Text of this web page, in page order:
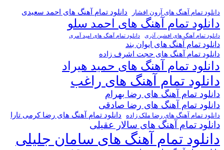
دانلود تمام آهنگ های آرون افشار دانلود تمام آهنگ های احمد سعیدی
دانلود تمام آهنگ های احمد سلو
دانلود تمام آهنگ های افشین آذری دانلود تمام آهنگ های امید آمری
دانلود تمام آهنگ های ایوان بند
دانلود تمام آهنگ های حجت اشرف زاده
دانلود تمام آهنگ های حمید هیراد
دانلود تمام آهنگ های راغب
دانلود تمام آهنگ های رضا بهرام
دانلود تمام آهنگ های رضا صادقی
دانلود تمام آهنگ های رضا ملک زاده دانلود تمام آهنگ های رضا کرمی تارا
دانلود تمام آهنگ های سالار عقیلی
دانلود تمام آهنگ های سامان جلیلی